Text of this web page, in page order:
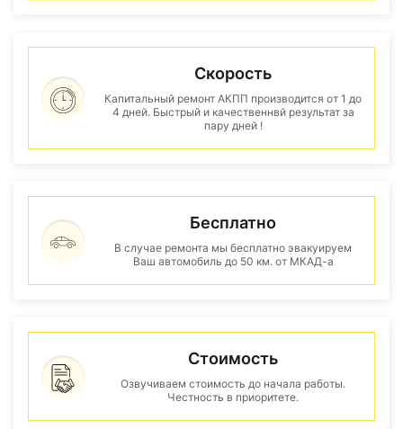
Скорость
Капитальный ремонт АКПП производится от 1 до
4 дней. Быстрый и качественнвй результат за
пару дней !
Бесплатно
В случае ремонта мы бесплатно эвакуируем
Ваш автомобиль до 50 км. от МКАД-а
Стоимость
Озвучиваем стоимость до начала работы.
Честность в приоритете.